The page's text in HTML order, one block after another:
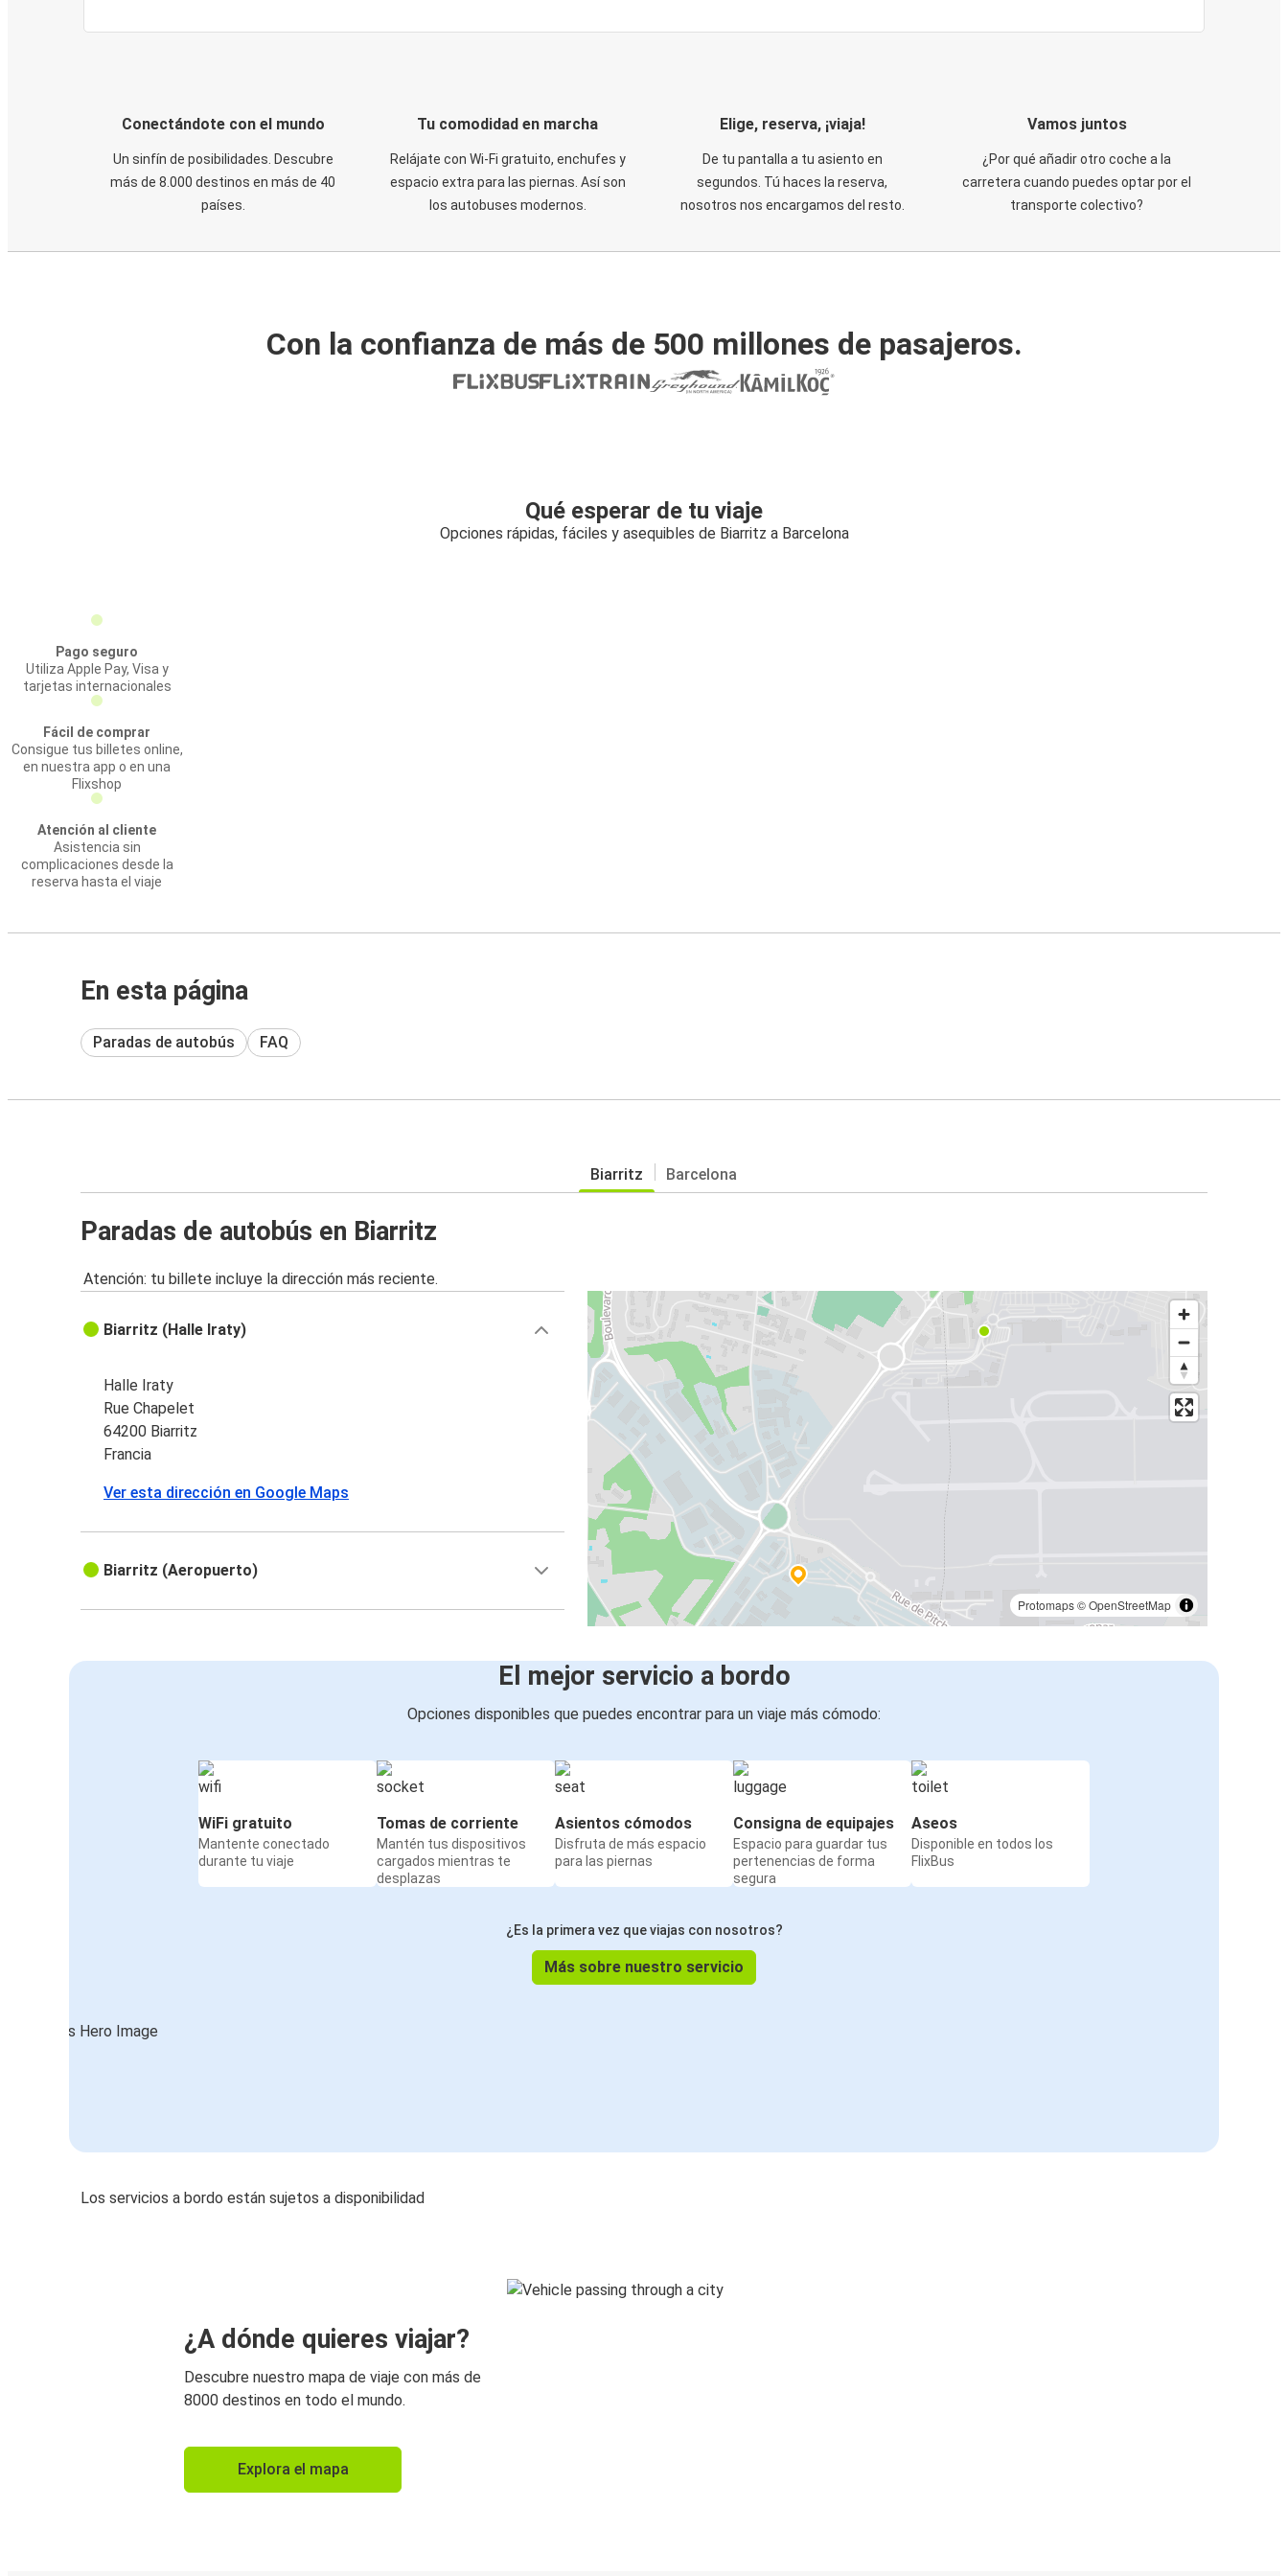
Conectándote con el mundo
Un sinfín de posibilidades. Descubre
más de 8.000 destinos en más de 40
países.
Tu comodidad en marcha
Relájate con Wi-Fi gratuito, enchufes y
espacio extra para las piernas. Así son
los autobuses modernos.
Elige, reserva, ¡viaja!
De tu pantalla a tu asiento en
segundos. Tú haces la reserva,
nosotros nos encargamos del resto.
Vamos juntos
¿Por qué añadir otro coche a la
carretera cuando puedes optar por el
transporte colectivo?
Con la confianza de más de 500 millones de pasajeros.
Qué esperar de tu viaje
Opciones rápidas, fáciles y asequibles de Biarritz a Barcelona
Pago seguro
Utiliza Apple Pay, Visa y
tarjetas internacionales
Fácil de comprar
Consigue tus billetes online,
en nuestra app o en una
Flixshop
Atención al cliente
Asistencia sin
complicaciones desde la
reserva hasta el viaje
En esta página
Paradas de autobús FAQ
Biarritz Barcelona
Paradas de autobús en Biarritz
Atención: tu billete incluye la dirección más reciente.
Protomaps©OpenStreetMap
Biarritz (Halle Iraty)
Halle Iraty
Rue Chapelet
64200 Biarritz
Francia
Ver esta dirección en Google Maps
Biarritz (Aeropuerto)
El mejor servicio a bordo
Opciones disponibles que puedes encontrar para un viaje más cómodo:
WiFi gratuito
Mantente conectado
durante tu viaje
Tomas de corriente
Mantén tus dispositivos
cargados mientras te
desplazas
Asientos cómodos
Disfruta de más espacio
para las piernas
Consigna de equipajes
Espacio para guardar tus
pertenencias de forma
segura
Aseos
Disponible en todos los
FlixBus
¿Es la primera vez que viajas con nosotros?
Más sobre nuestro servicio
Los servicios a bordo están sujetos a disponibilidad
¿A dónde quieres viajar?
Descubre nuestro mapa de viaje con más de
8000 destinos en todo el mundo.
Explora el mapa